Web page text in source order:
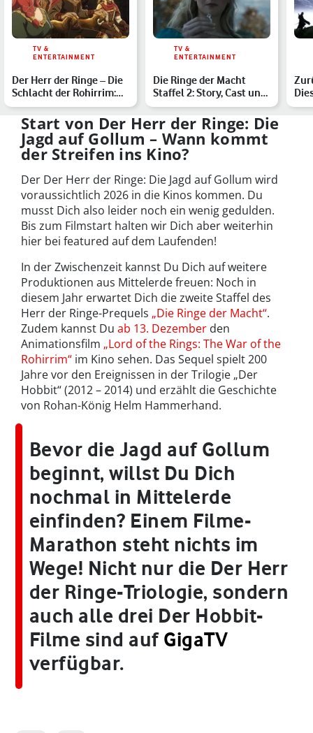
TV &
ENTERTAINMENT
Der Herr der Ringe – Die
Schlacht der Rohirrim:
Was wir über den …
TV &
ENTERTAINMENT
Die Ringe der Macht
Staffel 2: Story, Cast und
Release der Herr d…
wir
Start von Der Herr der Ringe: Die
Jagd auf Gollum – Wann kommt
der Streifen ins Kino?
Der Der Herr der Ringe: Die Jagd auf Gollum wird
voraussichtlich 2026 in die Kinos kommen. Du
musst Dich also leider noch ein wenig gedulden.
Bis zum Filmstart halten wir Dich aber weiterhin
hier bei featured auf dem Laufenden!
In der Zwischenzeit kannst Du Dich auf weitere
Produktionen aus Mittelerde freuen: Noch in
diesem Jahr erwartet Dich die zweite Staffel des
Herr der Ringe-Prequels „Die Ringe der Macht“.
Zudem kannst Du ab 13. Dezember den
Animationsfilm „Lord of the Rings: The War of the
Rohirrim“ im Kino sehen. Das Sequel spielt 200
Jahre vor den Ereignissen in der Trilogie „Der
Hobbit“ (2012 – 2014) und erzählt die Geschichte
von Rohan-König Helm Hammerhand.
Bevor die Jagd auf Gollum
beginnt, willst Du Dich
nochmal in Mittelerde
einfinden? Einem Filme-
Marathon steht nichts im
Wege! Nicht nur die Der Herr
der Ringe-Triologie, sondern
auch alle drei Der Hobbit-
Filme sind auf GigaTV
verfügbar.